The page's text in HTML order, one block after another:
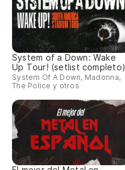
System of a Down: Wake
Up Tour! (setlist completo)
System Of A Down, Madonna,
The Police y otros